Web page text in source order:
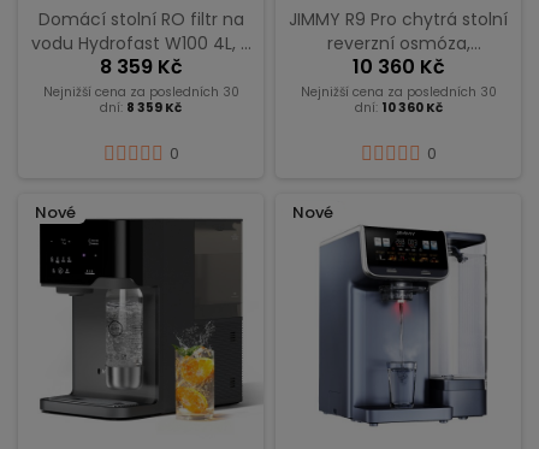
Domácí stolní RO filtr na
vodu Hydrofast W100 4L, 8
teplotních stupňů,
6stupňový filtrační
systém
8 359 Kč
Nejnižší cena za posledních 30
dní: 8 359 Kč
0
JIMMY R9 Pro chytrá stolní
reverzní osmóza,
7stupňová filtrace, UV
sterilizace, 5,5l nádrž a dvě
1l nádoby – šedá
10 360 Kč
Nejnižší cena za posledních 30
dní: 10 360 Kč
0
Nové Nové